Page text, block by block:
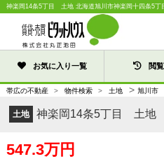
お気に入り一覧 閲
帯広の不動産 > 物件検索 > 土地 > 旭川市
土地 神楽岡14条5丁目 土地
547.3万円